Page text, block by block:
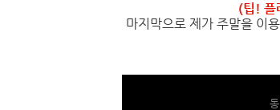
(팁! 플
마지막으로 제가 주말을 이